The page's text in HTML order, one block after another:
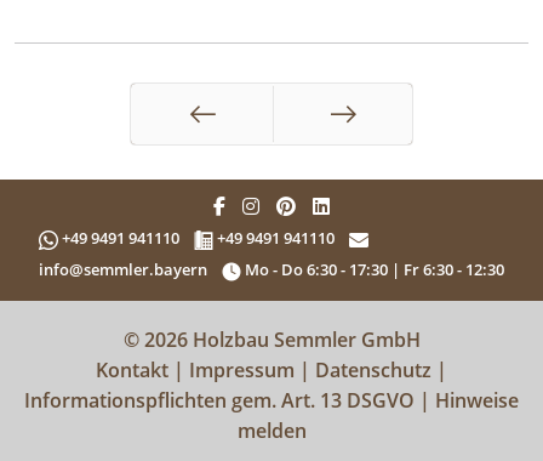
Zurück Weiter
+49 9491 941110
+49 9491 941110
info@semmler.bayern
Mo - Do 6:30 - 17:30 | Fr 6:30 - 12:30
© 2026 Holzbau Semmler GmbH
Kontakt | Impressum | Datenschutz |
Informationspflichten gem. Art. 13 DSGVO | Hinweise
melden